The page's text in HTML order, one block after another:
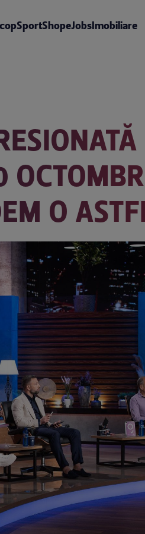
SportShopeJobsImobiliare
O